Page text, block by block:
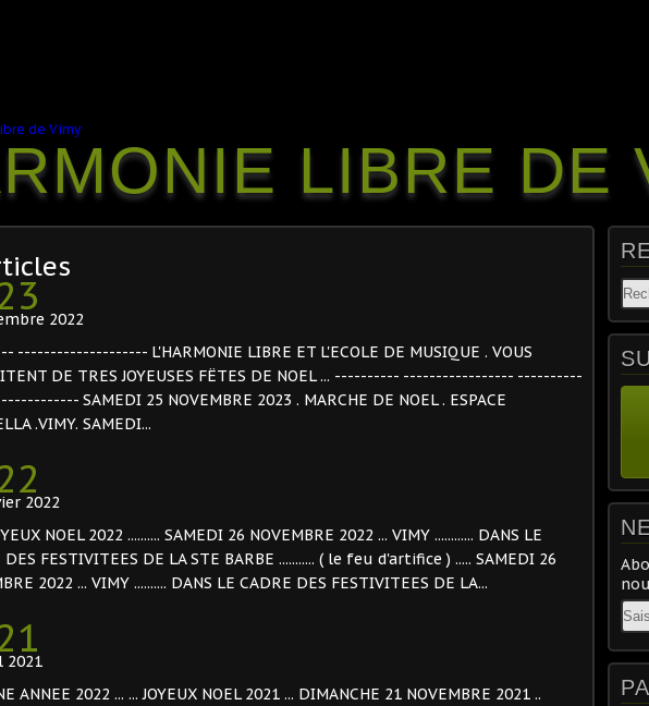
LIBRE DE
2022
-------------------- L'HARMONIE LIBRE ET L'ECOLE DE MUSIQUE . VOUS
DE TRES JOYEUSES FËTES DE NOEL ... ---------- ----------------- ----------
SAMEDI 25 NOVEMBRE 2023 . MARCHE DE NOEL . ESPACE
.VIMY. SAMEDI...
2022
NOEL 2022 .......... SAMEDI 26 NOVEMBRE 2022 ... VIMY ............ DANS LE
DES FESTIVITEES DE LA STE BARBE ........... ( le feu d'artifice ) ..... SAMEDI 26
2022 ... VIMY .......... DANS LE CADRE DES FESTIVITEES DE LA...
2021
ANNEE 2022 ... ... JOYEUX NOEL 2021 ... DIMANCHE 21 NOVEMBRE 2021 ..